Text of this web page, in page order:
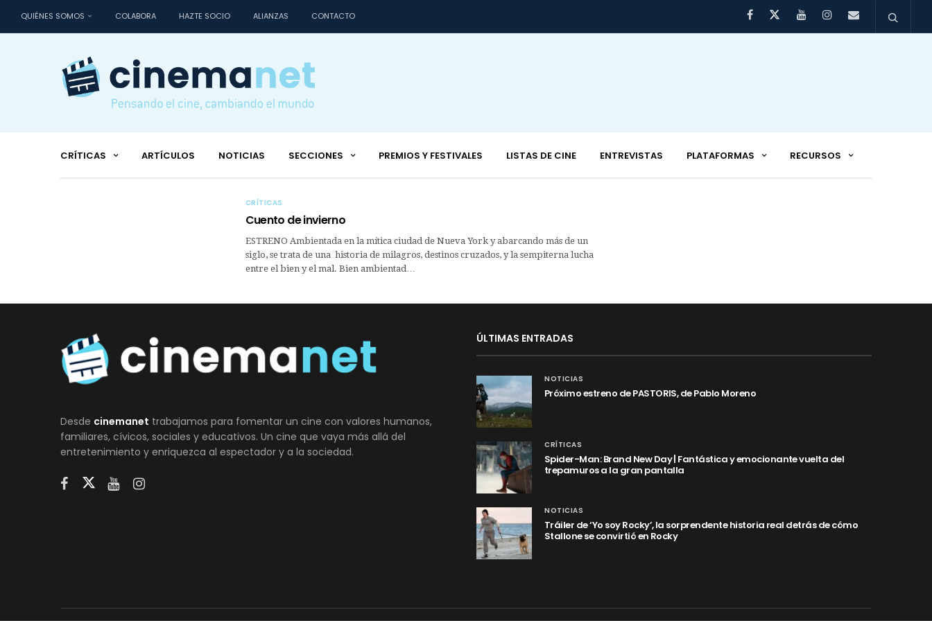
QUIÉNES SOMOS COLABORA HAZTE SOCIO ALIANZAS CONTACTO
CRÍTICAS ARTÍCULOS NOTICIAS SECCIONES PREMIOS Y FESTIVALES LISTAS DE CINE ENTREVISTAS PLATAFORMAS RECURSOS
CRÍTICAS
Cuento de invierno
ESTRENO Ambientada en la mítica ciudad de Nueva York y abarcando más de un
siglo, se trata de una historia de milagros, destinos cruzados, y la sempiterna lucha
entre el bien y el mal. Bien ambientad…
Desde cinemanet trabajamos para fomentar un cine con valores humanos,
familiares, cívicos, sociales y educativos. Un cine que vaya más allá del
entretenimiento y enriquezca al espectador y a la sociedad.
ÚLTIMAS ENTRADAS
NOTICIAS
Próximo estreno de PASTORIS, de Pablo Moreno
CRÍTICAS
Spider-Man: Brand New Day | Fantástica y emocionante vuelta del
trepamuros a la gran pantalla
NOTICIAS
Tráiler de ‘Yo soy Rocky’, la sorprendente historia real detrás de cómo
Stallone se convirtió en Rocky